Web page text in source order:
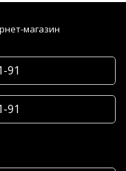
магазин
91
91